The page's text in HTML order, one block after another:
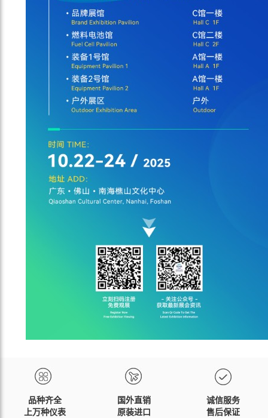
品种齐全
上万种仪表
国外直销
原装进口
诚信服务
售后保证